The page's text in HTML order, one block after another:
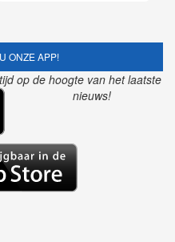
ONZE APP!
op de hoogte van het laatste
nieuws!